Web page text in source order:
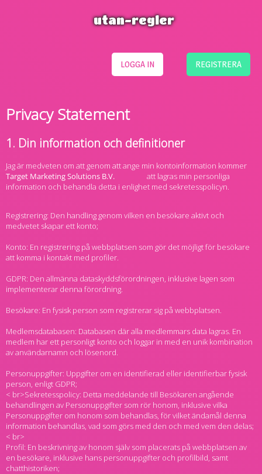
utan-regler
REGISTRERA
LOGGA IN
Privacy Statement
1. Din information och definitioner
Jag är medveten om att genom att ange min kontoinformation kommer
att lagras min personliga
information och behandla detta i enlighet med sekretesspolicyn.
Registrering: Den handling genom vilken en besökare aktivt och
medvetet skapar ett konto;
Konto: En registrering på webbplatsen som gör det möjligt för besökare
att komma i kontakt med profiler.
GDPR: Den allmänna dataskyddsförordningen, inklusive lagen som
implementerar denna förordning.
Besökare: En fysisk person som registrerar sig på webbplatsen.
Medlemsdatabasen: Databasen där alla medlemmars data lagras. En
medlem har ett personligt konto och loggar in med en unik kombination
av användarnamn och lösenord.
Personuppgifter: Uppgifter om en identifierad eller identifierbar fysisk
person, enligt GDPR;
< br>Sekretesspolicy: Detta meddelande till Besökaren angående
behandlingen av Personuppgifter som rör honom, inklusive vilka
Personuppgifter om honom som behandlas, för vilket ändamål denna
information behandlas, vad som görs med den och med vem den delas;
< br>
Profil: En beskrivning av honom själv som placerats på webbplatsen av
en besökare, inklusive hans personuppgifter och profilbild, samt
chatthistoriken;